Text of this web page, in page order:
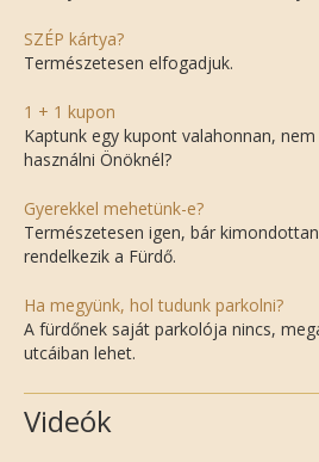
SZÉP kártya?
Természetesen elfogadjuk.
1 + 1 kupon
Kaptunk egy kupont valahonnan,
használni Önöknél?
Gyerekkel mehetünk-e?
Természetesen igen, bár
rendelkezik a Fürdő.
Ha megyünk, hol tudunk parkolni?
A fürdőnek saját parkolója nincs,
utcáiban lehet.
Videók